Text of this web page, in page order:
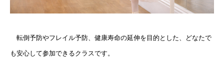
転倒予防やフレイル予防、健康寿命の延伸を目的とした、どなたで
も安心して参加できるクラスです。